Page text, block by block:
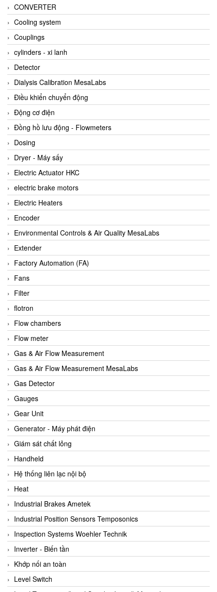
Alpha Moisture Vietnam
Alpha-Achem Vietnam
Alphino
ALRE-IT Vietnam
Altech
Amarillo Gear
Ametek
AMPTRON Vietnam
AND Vietnam
ANDERSON-NEGELE
ANDILOG Technologies Vietnam
Anritsu
ANTEC S.A
Antico pumps
Anybus/ HMS
AOBEN
Apex Dynamics Vietnam
Apex Dynamics Vietnam
Apiste
APLISENS VietNam
Apollo Fire
Appleton
AQ Matic
Aqualabo Vietnam
Aquametro
ARCA Regler
Arcos Hydraulik
Ardetem-Sfere-Vietnam
Argal
AS ENERGI
ASCO CO2
Asker
AT2E
ATC Pneumatic
ATEX System
ATI - IA
ATI (Analytical Technology Inc)
Atos
Atrax
CONVERTER
Cooling system
Couplings
cylinders - xi lanh
Detector
Dialysis Calibration MesaLabs
Điều khiển chuyển động
Động cơ điện
Đồng hồ lưu động - Flowmeters
Dosing
Dryer - Máy sấy
Electric Actuator HKC
electric brake motors
Electric Heaters
Encoder
Environmental Controls & Air Quality MesaLabs
Extender
Factory Automation (FA)
Fans
Filter
flotron
Flow chambers
Flow meter
Gas & Air Flow Measurement
Gas & Air Flow Measurement MesaLabs
Gas Detector
Gauges
Gear Unit
Generator - Máy phát điện
Giám sát chất lỏng
Handheld
Hệ thống liên lạc nội bộ
Heat
Industrial Brakes Ametek
Industrial Position Sensors Temposonics
Inspection Systems Woehler Technik
Inverter - Biến tần
Khớp nối an toàn
Level Switch